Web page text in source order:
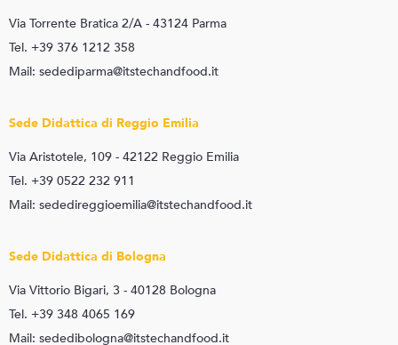
Via Torrente Bratica 2/A - 43124 Parma
Tel. +39 376 1212 358
Mail: sedediparma@itstechandfood.it
Sede Didattica di Reggio Emilia
Via Aristotele, 109 - 42122 Reggio Emilia
Tel. +39 0522 232 911
Mail: sededireggioemilia@itstechandfood.it
Sede Didattica di Bologna
Via Vittorio Bigari, 3 - 40128 Bologna
Tel. +39 348 4065 169
Mail: sededibologna@itstechandfood.it